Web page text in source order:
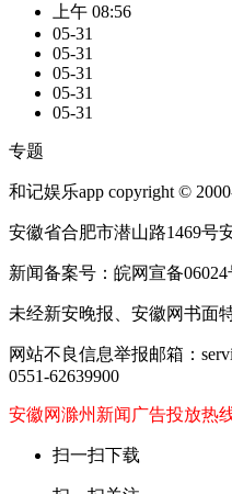
上午 08:56
05-31
05-31
05-31
05-31
05-31
专题
和记娱乐app copyright ©
安徽省合肥市潜山路1469号
新闻备案号：皖网宣备06024
未经新安晚报、安徽网书面
网站不良信息举报邮箱：
0551-62639900
安徽网滁州新闻广告投放热
扫一扫下载